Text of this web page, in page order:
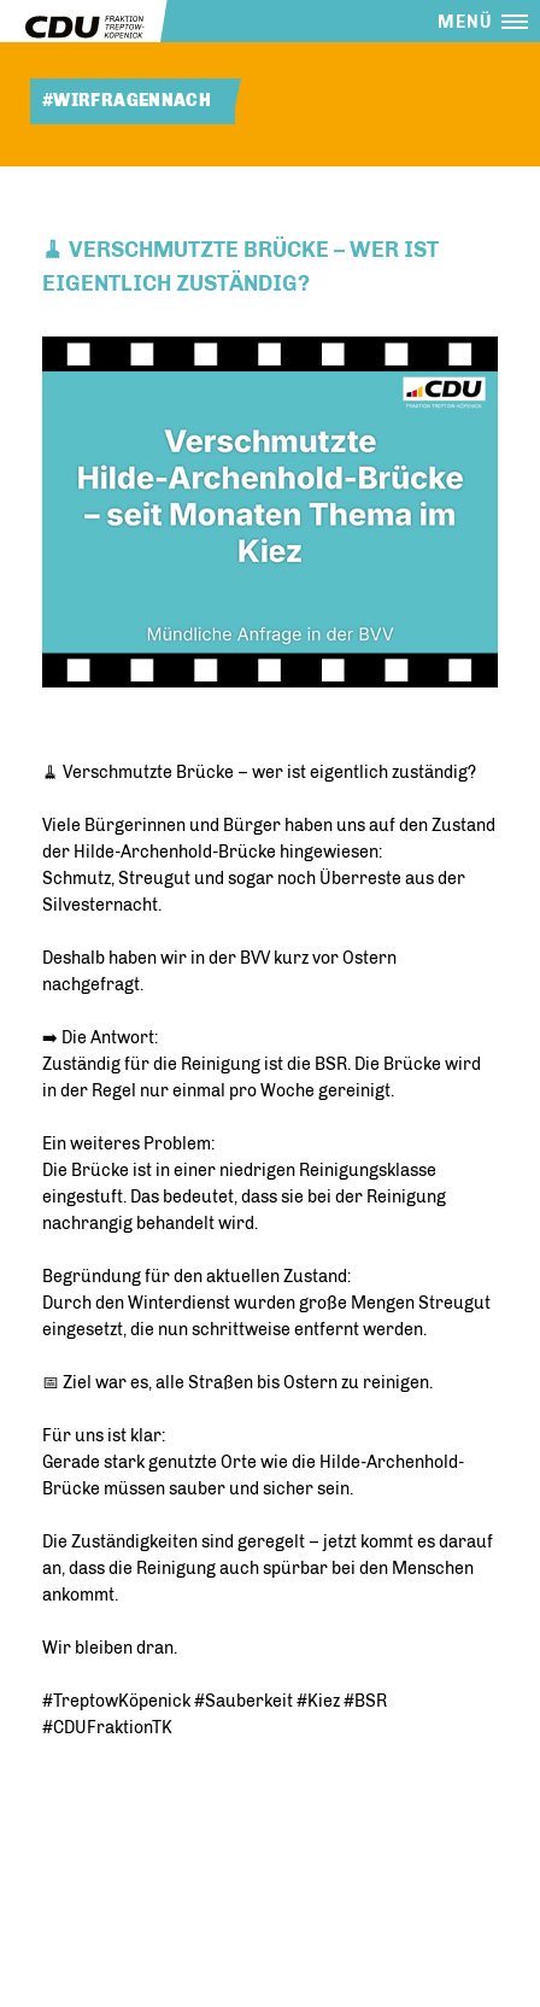
MENÜ
#WIRFRAGENNACH
🧹 VERSCHMUTZTE BRÜCKE – WER IST
EIGENTLICH ZUSTÄNDIG?
🧹 Verschmutzte Brücke – wer ist eigentlich zuständig?
Viele Bürgerinnen und Bürger haben uns auf den Zustand
der Hilde-Archenhold-Brücke hingewiesen:
Schmutz, Streugut und sogar noch Überreste aus der
Silvesternacht.
Deshalb haben wir in der BVV kurz vor Ostern
nachgefragt.
➡️ Die Antwort:
Zuständig für die Reinigung ist die BSR. Die Brücke wird
in der Regel nur einmal pro Woche gereinigt.
Ein weiteres Problem:
Die Brücke ist in einer niedrigen Reinigungsklasse
eingestuft. Das bedeutet, dass sie bei der Reinigung
nachrangig behandelt wird.
Begründung für den aktuellen Zustand:
Durch den Winterdienst wurden große Mengen Streugut
eingesetzt, die nun schrittweise entfernt werden.
📅 Ziel war es, alle Straßen bis Ostern zu reinigen.
Für uns ist klar:
Gerade stark genutzte Orte wie die Hilde-Archenhold-
Brücke müssen sauber und sicher sein.
Die Zuständigkeiten sind geregelt – jetzt kommt es darauf
an, dass die Reinigung auch spürbar bei den Menschen
ankommt.
Wir bleiben dran.
#TreptowKöpenick #Sauberkeit #Kiez #BSR
#CDUFraktionTK